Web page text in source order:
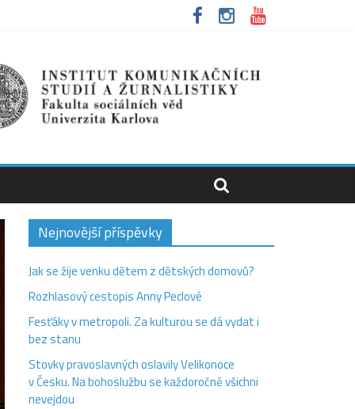
Nejnovější příspěvky
Jak se žije venku dětem z dětských domovů?
Rozhlasový cestopis Anny Peclové
Fesťáky v metropoli. Za kulturou se dá vydat i
bez stanu
Stovky pravoslavných oslavily Velikonoce
v Česku. Na bohoslužbu se každoročně všichni
nevejdou